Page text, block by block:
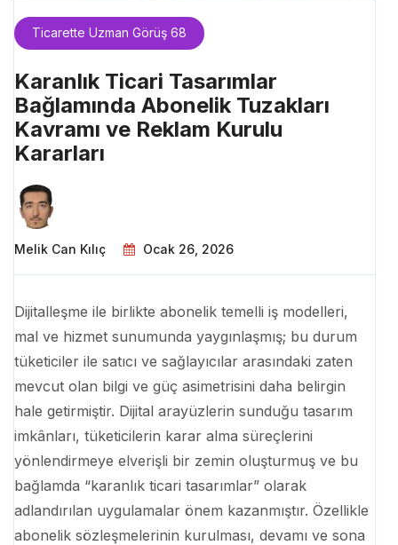
Ticarette Uzman Görüş 68
Karanlık Ticari Tasarımlar
Bağlamında Abonelik Tuzakları
Kavramı ve Reklam Kurulu
Kararları
Melik Can Kılıç Ocak 26, 2026
Dijitalleşme ile birlikte abonelik temelli iş modelleri,
mal ve hizmet sunumunda yaygınlaşmış; bu durum
tüketiciler ile satıcı ve sağlayıcılar arasındaki zaten
mevcut olan bilgi ve güç asimetrisini daha belirgin
hale getirmiştir. Dijital arayüzlerin sunduğu tasarım
imkânları, tüketicilerin karar alma süreçlerini
yönlendirmeye elverişli bir zemin oluşturmuş ve bu
bağlamda “karanlık ticari tasarımlar” olarak
adlandırılan uygulamalar önem kazanmıştır. Özellikle
abonelik sözleşmelerinin kurulması, devamı ve sona